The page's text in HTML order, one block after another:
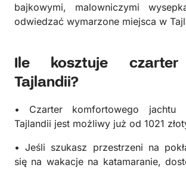
bajkowymi, malowniczymi
odwiedzać wymarzone miejsca w
Ile kosztuje czarter
Tajlandii?
• Czarter komfortowego jachtu
Tajlandii jest możliwy już od 1021
• Jeśli szukasz przestrzeni na
się na wakacje na katamaranie,